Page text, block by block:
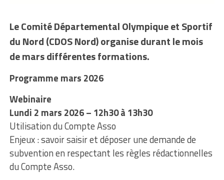
Le Comité Départemental Olympique et Sportif
du Nord (CDOS Nord) organise durant le mois
de mars différentes formations.
Programme mars 2026
Webinaire
Lundi 2 mars 2026 – 12h30 à 13h30
Utilisation du Compte Asso
Enjeux : savoir saisir et déposer une demande de
subvention en respectant les règles rédactionnelles
du Compte Asso.